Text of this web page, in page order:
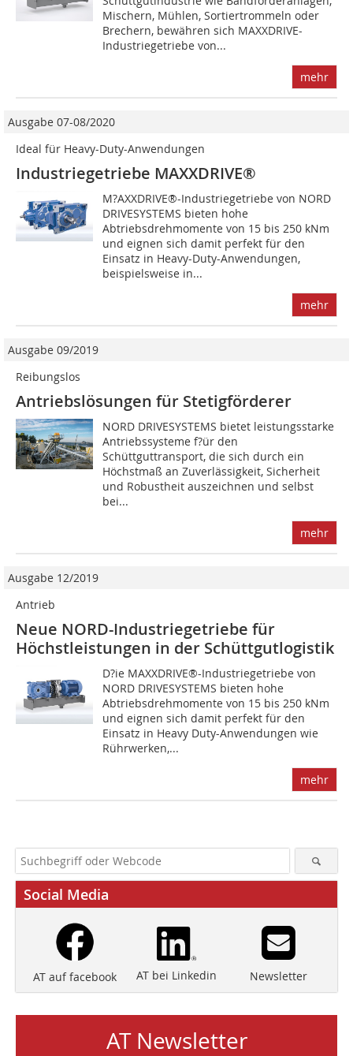
Mischern, Mühlen, Sortiertrommeln oder
Brechern, bewähren sich MAXXDRIVE-
Industriegetriebe von...
mehr
Ausgabe 07-08/2020
Ideal für Heavy-Duty-Anwendungen
Industriegetriebe MAXXDRIVE®
M?AXXDRIVE®-Industriegetriebe von NORD
DRIVESYSTEMS bieten hohe
Abtriebsdrehmomente von 15 bis 250 kNm
und eignen sich damit perfekt für den
Einsatz in Heavy-Duty-Anwendungen,
beispielsweise in...
mehr
Ausgabe 09/2019
Reibungslos
Antriebslösungen für Stetigförderer
NORD DRIVESYSTEMS bietet leistungsstarke
Antriebssysteme f?ür den
Schüttguttransport, die sich durch ein
Höchstmaß an Zuverlässigkeit, Sicherheit
und Robustheit auszeichnen und selbst
bei...
mehr
Ausgabe 12/2019
Antrieb
Neue NORD-Industriegetriebe für
Höchstleistungen in der Schüttgutlogistik
D?ie MAXXDRIVE®-Industriegetriebe von
NORD DRIVESYSTEMS bieten hohe
Abtriebsdrehmomente von 15 bis 250 kNm
und eignen sich damit perfekt für den
Einsatz in Heavy Duty-Anwendungen wie
Rührwerken,...
mehr
Social Media
AT auf facebook AT bei Linkedin Newsletter
AT Newsletter